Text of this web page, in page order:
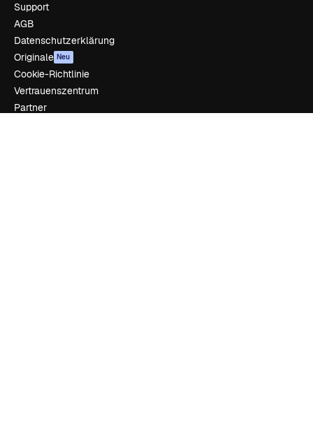
Support
AGB
Datenschutzerklärung
Originale Neu
Cookie-Richtlinie
Vertrauenszentrum
Partner